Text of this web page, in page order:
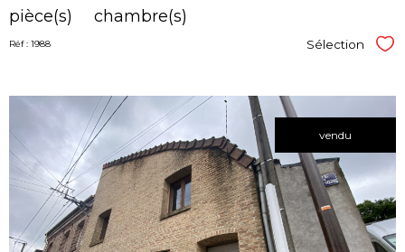
pièce(s) chambre(s)
Réf : 1988 Sélection
vendu
voir le